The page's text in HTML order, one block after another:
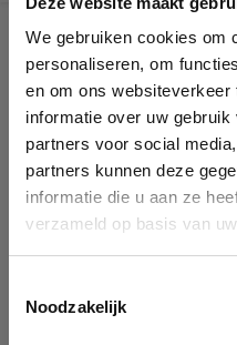
We gebruiken cookies om
personaliseren, om
en om ons
informatie over uw
partners voor social
partners kunnen deze
informatie die u aan ze
verzameld op basis van
Noodzakelijk
Company
Identification
Please fill in your
You can search a company in
enterprise ID. When a
form. If you don't find your
service.
See details
Ok